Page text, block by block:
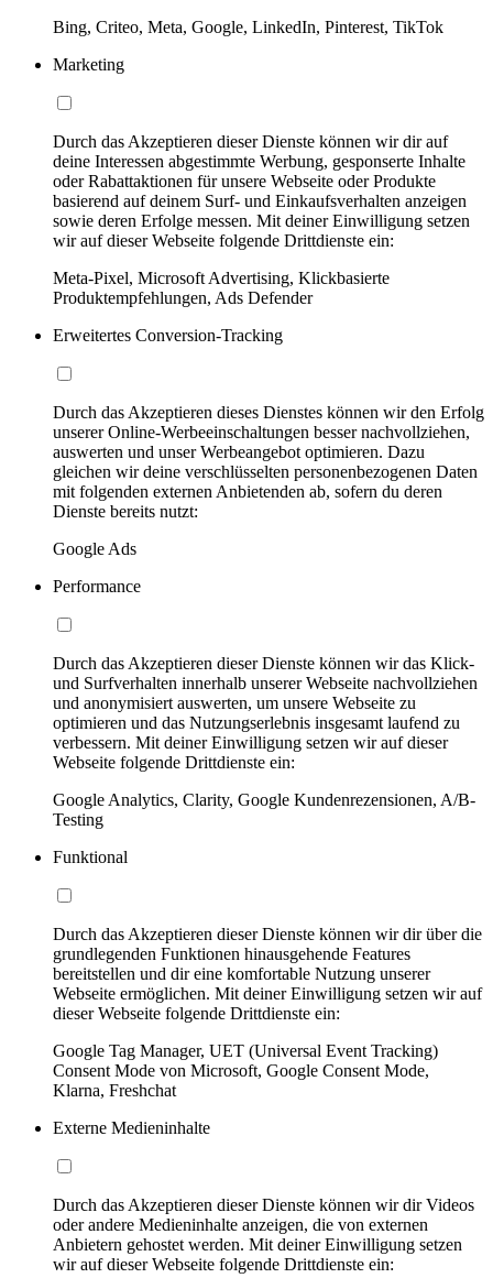
Bing, Criteo, Meta, Google, LinkedIn, Pinterest, TikTok
Marketing
Durch das Akzeptieren dieser Dienste können wir dir auf
deine Interessen abgestimmte Werbung, gesponserte Inhalte
oder Rabattaktionen für unsere Webseite oder Produkte
basierend auf deinem Surf- und Einkaufsverhalten anzeigen
sowie deren Erfolge messen. Mit deiner Einwilligung setzen
wir auf dieser Webseite folgende Drittdienste ein:
Meta-Pixel, Microsoft Advertising, Klickbasierte
Produktempfehlungen, Ads Defender
Erweitertes Conversion-Tracking
Durch das Akzeptieren dieses Dienstes können wir den Erfolg
unserer Online-Werbeeinschaltungen besser nachvollziehen,
auswerten und unser Werbeangebot optimieren. Dazu
gleichen wir deine verschlüsselten personenbezogenen Daten
mit folgenden externen Anbietenden ab, sofern du deren
Dienste bereits nutzt:
Google Ads
Performance
Durch das Akzeptieren dieser Dienste können wir das Klick-
und Surfverhalten innerhalb unserer Webseite nachvollziehen
und anonymisiert auswerten, um unsere Webseite zu
optimieren und das Nutzungserlebnis insgesamt laufend zu
verbessern. Mit deiner Einwilligung setzen wir auf dieser
Webseite folgende Drittdienste ein:
Google Analytics, Clarity, Google Kundenrezensionen, A/B-
Testing
Funktional
Durch das Akzeptieren dieser Dienste können wir dir über die
grundlegenden Funktionen hinausgehende Features
bereitstellen und dir eine komfortable Nutzung unserer
Webseite ermöglichen. Mit deiner Einwilligung setzen wir auf
dieser Webseite folgende Drittdienste ein:
Google Tag Manager, UET (Universal Event Tracking)
Consent Mode von Microsoft, Google Consent Mode,
Klarna, Freshchat
Externe Medieninhalte
Durch das Akzeptieren dieser Dienste können wir dir Videos
oder andere Medieninhalte anzeigen, die von externen
Anbietern gehostet werden. Mit deiner Einwilligung setzen
wir auf dieser Webseite folgende Drittdienste ein: